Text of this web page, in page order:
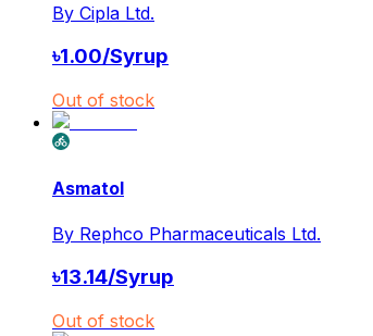
By Cipla Ltd.
৳1.00/Syrup
Out of stock
Asmatol
By Rephco Pharmaceuticals Ltd.
৳13.14/Syrup
Out of stock